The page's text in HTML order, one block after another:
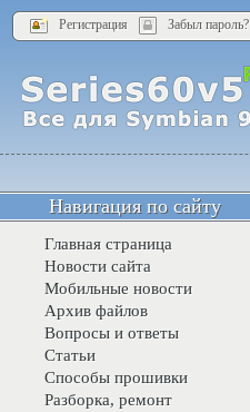
Регистрация Забыл пароль?
Навигация по сайту
Главная страница
Новости сайта
Мобильные новости
Архив файлов
Вопросы и ответы
Статьи
Способы прошивки
Разборка, ремонт